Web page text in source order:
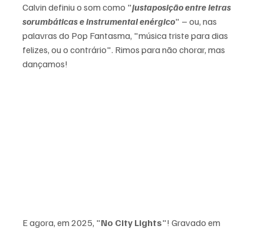
Calvin definiu o som como "justaposição entre letras
sorumbáticas e instrumental enérgico" – ou, nas
palavras do Pop Fantasma, "música triste para dias
felizes, ou o contrário". Rimos para não chorar, mas
dançamos!
E agora, em 2025, "No City Lights"! Gravado em